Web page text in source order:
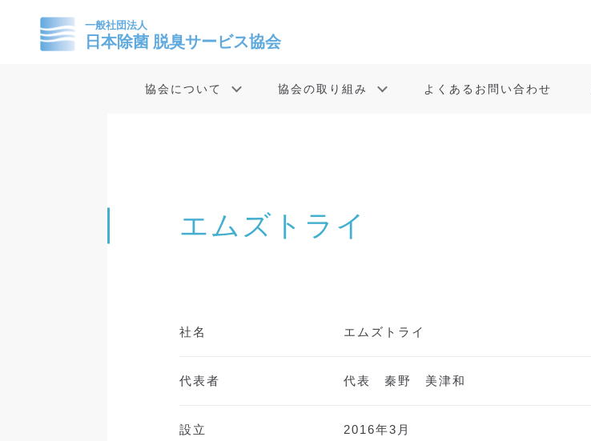
協会について 協会の取り組み よくあるお問い合わせ
エムズトライ
社名 エムズトライ
代表者 代表 秦野 美津和
設立 2016年3月